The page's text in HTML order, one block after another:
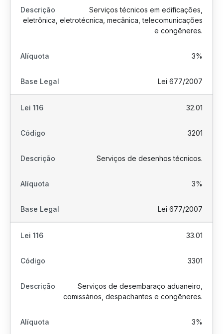
Serviços técnicos em edificações,
eletrônica, eletrotécnica, mecânica, telecomunicações
e congêneres.
3%
Lei 677/2007
32.01
3201
Serviços de desenhos técnicos.
3%
Lei 677/2007
33.01
3301
Serviços de desembaraço aduaneiro,
comissários, despachantes e congêneres.
3%